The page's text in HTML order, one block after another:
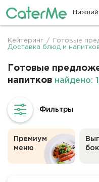
Строка
Кейтеринг / Готовые
Доставка блюд и
Готовые
напитков найдено:
Премиум
меню